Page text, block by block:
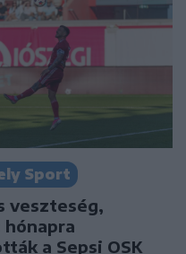
Sport
veszteség,
hónapra
a Sepsi OSK